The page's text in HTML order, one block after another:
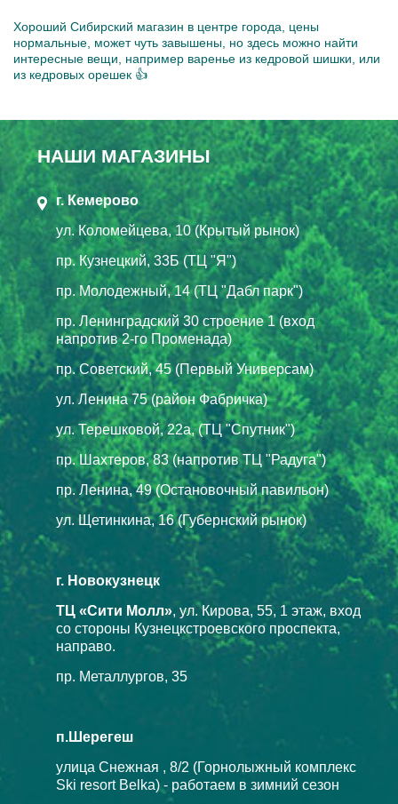
Хороший Сибирский магазин в центре города, цены
нормальные, может чуть завышены, но здесь можно найти
интересные вещи, например варенье из кедровой шишки, или
из кедровых орешек 👍
НАШИ МАГАЗИНЫ
г. Кемерово
ул. Коломейцева, 10 (Крытый рынок)
пр. Кузнецкий, 33Б (ТЦ "Я")
пр. Молодежный, 14 (ТЦ "Дабл парк")
пр. Ленинградский 30 строение 1 (вход
напротив 2-го Променада)
пр. Советский, 45 (Первый Универсам)
ул. Ленина 75 (район Фабричка)
ул. Терешковой, 22а, (ТЦ "Спутник")
пр. Шахтеров, 83 (напротив ТЦ "Радуга")
пр. Ленина, 49 (Остановочный павильон)
ул. Щетинкина, 16 (Губернский рынок)
г. Новокузнецк
ТЦ «Сити Молл», ул. Кирова, 55, 1 этаж, вход
со стороны Кузнецкстроевского проспекта,
направо.
пр. Металлургов, 35
п.Шерегеш
улица Снежная , 8/2 (Горнолыжный комплекс
Ski resort Belka) - работаем в зимний сезон